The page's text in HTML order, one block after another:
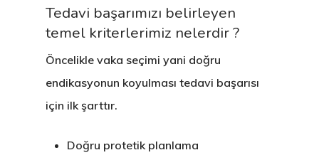
Tedavi başarımızı belirleyen
temel kriterlerimiz nelerdir ?
Öncelikle vaka seçimi yani doğru
endikasyonun koyulması tedavi başarısı
için ilk şarttır.
Doğru protetik planlama